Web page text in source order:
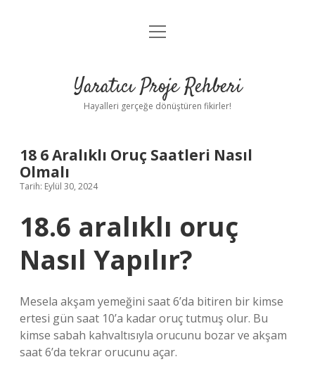
Anasayfa
Yasal Uyarı
menüyü
Yaratıcı Proje Rehberi
Hayalleri gerçeğe dönüştüren fikirler!
18 6 Aralıklı Oruç Saatleri Nasıl
Olmalı
Tarih: Eylül 30, 2024
18.6 aralıklı oruç
Nasıl Yapılır?
Mesela akşam yemeğini saat 6’da bitiren bir kimse
ertesi gün saat 10’a kadar oruç tutmuş olur. Bu
kimse sabah kahvaltısıyla orucunu bozar ve akşam
saat 6’da tekrar orucunu açar.